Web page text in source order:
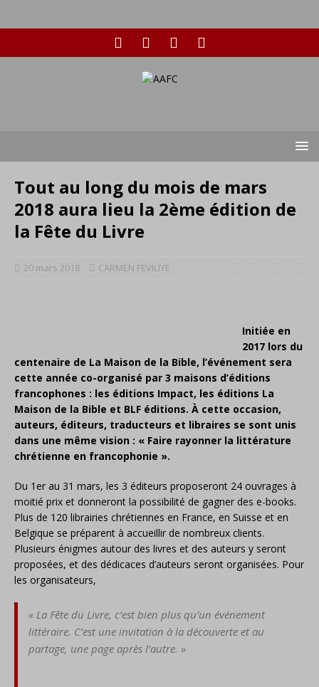
Tout au long du mois de mars
2018 aura lieu la 2ème édition de
la Fête du Livre
20 mars 2018 CARMEN FEVILIYE
Initiée en
2017 lors du
centenaire de La Maison de la Bible, l’événement sera
cette année co-organisé par 3 maisons d’éditions
francophones : les éditions Impact, les éditions La
Maison de la Bible et BLF éditions. À cette occasion,
auteurs, éditeurs, traducteurs et libraires se sont unis
dans une même vision : « Faire rayonner la littérature
chrétienne en francophonie ».
Du 1er au 31 mars, les 3 éditeurs proposeront 24 ouvrages à
moitié prix et donneront la possibilité de gagner des e-books.
Plus de 120 librairies chrétiennes en France, en Suisse et en
Belgique se préparent à accueillir de nombreux clients.
Plusieurs énigmes autour des livres et des auteurs y seront
proposées, et des dédicaces d’auteurs seront organisées. Pour
les organisateurs,
« La Fête du Livre, c’est bien plus qu’un événement
littéraire. C’est une invitation à la découverte et au
partage, une page après l’autre. »